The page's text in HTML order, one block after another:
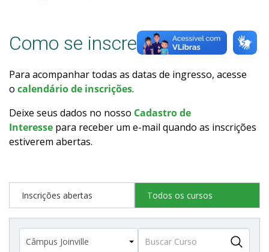
Orientações para Matrícula
Transferências e Retornos
Vagas em Regime Especial
Provas e Gabaritos
Estatísticas dos Processos Seletivos
Cadastro de interesse
Como se inscrever
Para acompanhar todas as datas de ingresso, acesse
o calendário de inscrições.
Deixe seus dados no nosso Cadastro de
Interesse para receber um e-mail quando as inscrições
estiverem abertas.
Inscrições abertas Todos os cursos